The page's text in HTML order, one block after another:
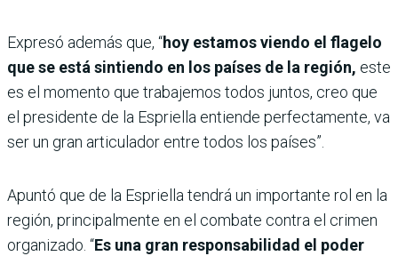
Expresó además que, “hoy estamos viendo el flagelo
que se está sintiendo en los países de la región, este
es el momento que trabajemos todos juntos, creo que
el presidente de la Espriella entiende perfectamente, va
ser un gran articulador entre todos los países”.
Apuntó que de la Espriella tendrá un importante rol en la
región, principalmente en el combate contra el crimen
organizado. “Es una gran responsabilidad el poder